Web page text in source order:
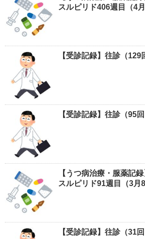
スルピリド406週目（4
【受診記録】往診（129
【受診記録】往診（95回
【うつ病治療・服薬記
スルピリド91週目（3月
【受診記録】往診（31回